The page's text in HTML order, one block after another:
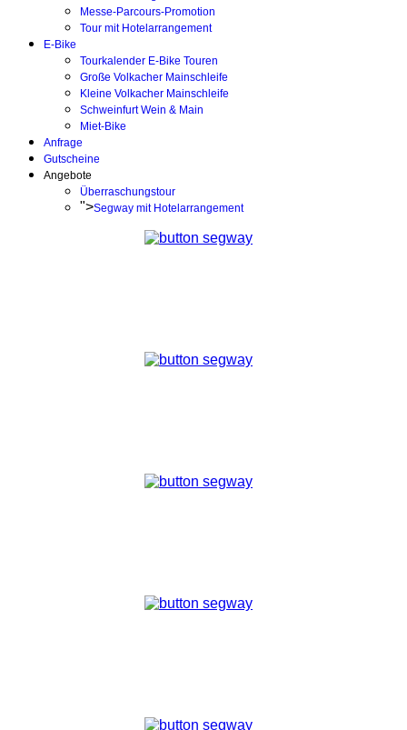
Messe-Parcours-Promotion
Tour mit Hotelarrangement
E-Bike
Tourkalender E-Bike Touren
Große Volkacher Mainschleife
Kleine Volkacher Mainschleife
Schweinfurt Wein & Main
Miet-Bike
Anfrage
Gutscheine
Angebote
Überraschungstour
">Segway mit Hotelarrangement